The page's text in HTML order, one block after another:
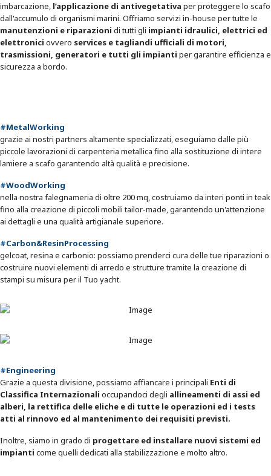
imbarcazione, l’applicazione di antivegetativa per proteggere lo scafo
dall'accumulo di organismi marini. Offriamo servizi in-house per tutte le
manutenzioni e riparazioni di tutti gli impianti idraulici, elettrici ed
elettronici ovvero services e tagliandi ufficiali di motori,
trasmissioni, generatori e tutti gli impianti per garantire efficienza e
sicurezza a bordo.
#MetalWorking
grazie ai nostri partners altamente specializzati, eseguiamo dalle più
piccole lavorazioni di carpenteria metallica fino alla sostituzione di intere
lamiere a scafo garantendo altà qualità e precisione.
#WoodWorking
nella nostra falegnameria di oltre 200 mq, costruiamo da interi ponti in teak
fino alla creazione di piccoli mobili tailor-made, garantendo un'attenzione
ai dettagli e una qualità artigianale superiore.
#Carbon&ResinProcessing
gelcoat, resina e carbonio: possiamo prenderci cura delle tue riparazioni o
costruire nuovi elementi di arredo e strutture tramite la creazione di
stampi su misura per il Tuo yacht.
#Engineering
Grazie a questa divisione, possiamo affiancare i principali Enti di
Classifica Internazionali occupandoci degli allineamenti di assi ed
alberi, la rettifica delle eliche e di tutte le operazioni ed i tests
atti al rinnovo ed al mantenimento dei requisiti previsti.
Inoltre, siamo in grado di progettare ed installare nuovi sistemi ed
impianti come quelli dedicati alla stabilizzazione e molto altro.